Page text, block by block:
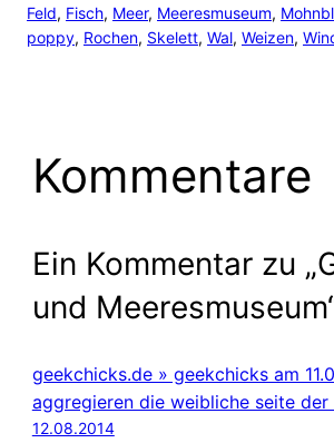
Feld, Fisch, Meer, Meeresmuseum,
poppy, Rochen, Skelett, Wal, Weizen,
Kommentare
Ein Kommentar zu
und
geekchicks.de » geekchicks am
aggregieren die weibliche seite
12.08.2014